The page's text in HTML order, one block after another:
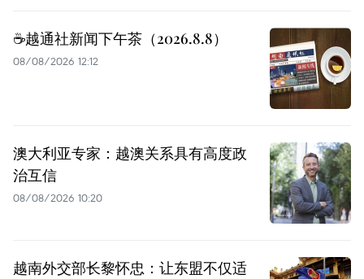
☕️越通社新闻下午茶（2026.8.8）
08/08/2026 12:12
澳大利亚专家：越澳关系具有高度政
治互信
08/08/2026 10:20
越南外交部长黎怀忠：让东盟不仅适